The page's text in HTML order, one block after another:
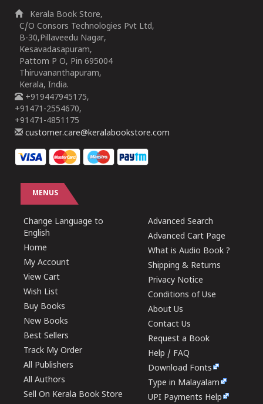
Kerala Book Store,
C/O Consors Technologies Pvt Ltd,
B-30,Pillaveedu Nagar,
Kesavadasapuram,
Pattom P O, Pin 695004
Thiruvananthapuram,
Kerala, India.
+919447945175,
+91471-2554670,
+91471-4851175
customer.care@keralabookstore.com
MENUS
Change Language to
English
Home
My Account
View Cart
Wish List
Buy Books
New Books
Best Sellers
Track My Order
All Publishers
All Authors
Sell On Kerala Book Store
Advanced Search
Advanced Cart Page
What is Audio Book ?
Shipping & Returns
Privacy Notice
Conditions of Use
About Us
Contact Us
Request a Book
Help / FAQ
Download Fonts
Type in Malayalam
UPI Payments Help